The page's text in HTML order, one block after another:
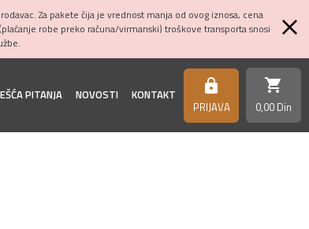
Za pakete čija je vrednost manja od ovog iznosa, cena
(plaćanje robe preko računa/virmanski) troškove transporta snosi
PITANJA NOVOSTI KONTAKT https
PRIJAVA
shopping_cart
0,00 Din